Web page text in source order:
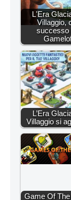
L'Era
Villaggio,
successo
L’Era
Villaggio si
Game Of